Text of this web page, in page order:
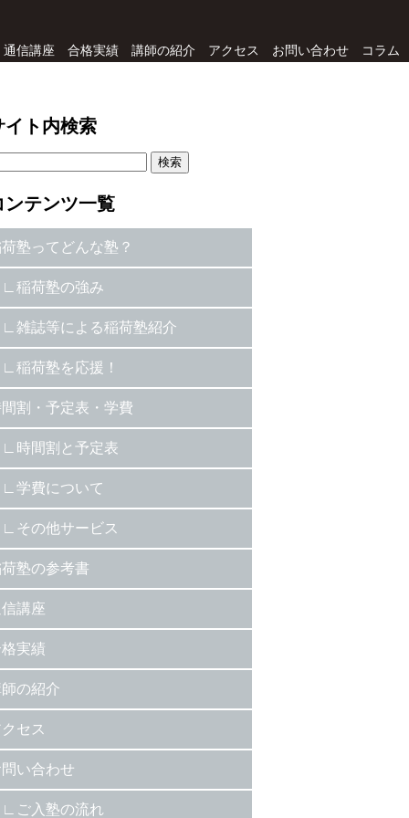
通信講座 合格実績 講師の紹介 アクセス お問い合わせ コラム
イト内検索
ンテンツ一覧
塾ってどんな塾？
稲荷塾の強み
雑誌等による稲荷塾紹介
稲荷塾を応援！
間割・予定表・学費
時間割と予定表
学費について
その他サービス
塾の参考書
講座
実績
の紹介
セス
問い合わせ
ご入塾の流れ